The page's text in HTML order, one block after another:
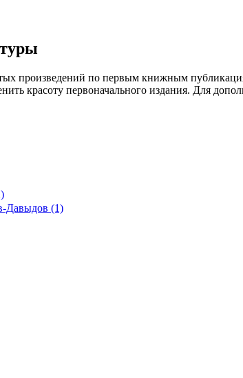
произведений по первым книжным
красоту первоначального издания. Для
Давыдов (1)